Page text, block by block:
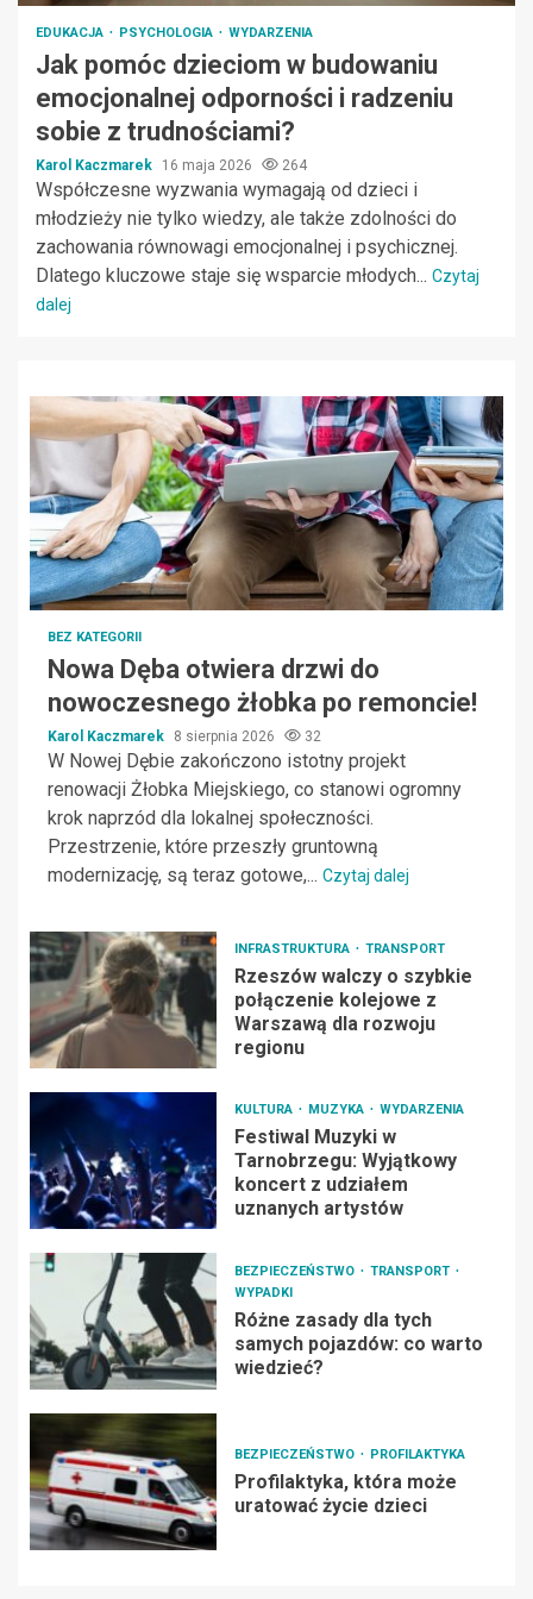
EDUKACJA PSYCHOLOGIA WYDARZENIA
Jak pomóc dzieciom w budowaniu
emocjonalnej odporności i radzeniu
sobie z trudnościami?
Karol Kaczmarek 16 maja 2026 264
Współczesne wyzwania wymagają od dzieci i
młodzieży nie tylko wiedzy, ale także zdolności do
zachowania równowagi emocjonalnej i psychicznej.
Dlatego kluczowe staje się wsparcie młodych... Czytaj
dalej
BEZ KATEGORII
Nowa Dęba otwiera drzwi do
nowoczesnego żłobka po remoncie!
Karol Kaczmarek 8 sierpnia 2026 32
W Nowej Dębie zakończono istotny projekt
renowacji Żłobka Miejskiego, co stanowi ogromny
krok naprzód dla lokalnej społeczności.
Przestrzenie, które przeszły gruntowną
modernizację, są teraz gotowe,... Czytaj dalej
INFRASTRUKTURA TRANSPORT
Rzeszów walczy o szybkie
połączenie kolejowe z
Warszawą dla rozwoju
regionu
KULTURA MUZYKA WYDARZENIA
Festiwal Muzyki w
Tarnobrzegu: Wyjątkowy
koncert z udziałem
uznanych artystów
BEZPIECZEŃSTWO
TRANSPORT
WYPADKI
Różne zasady dla tych
samych pojazdów: co warto
wiedzieć?
BEZPIECZEŃSTWO PROFILAKTYKA
Profilaktyka, która może
uratować życie dzieci